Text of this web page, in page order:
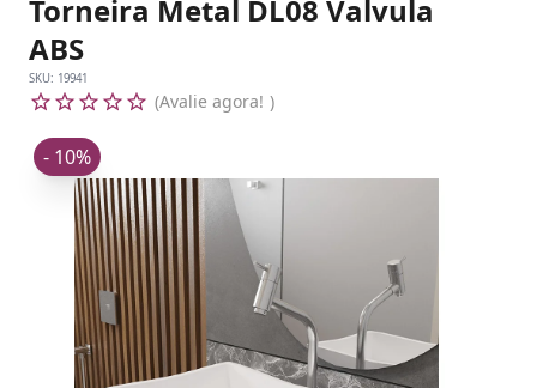
Torneira Metal DL08 Valvula
ABS
SKU: 19941
Avalie agora!
- 10%